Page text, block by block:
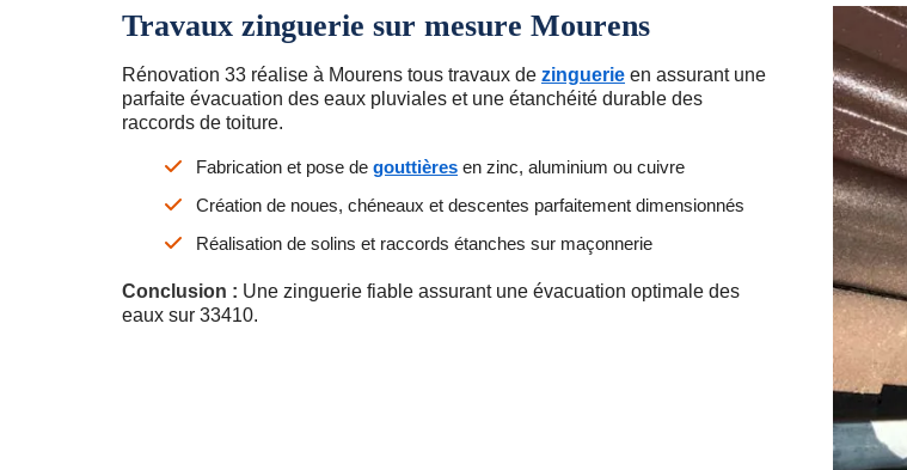
Travaux zinguerie sur mesure Mourens
Rénovation 33 réalise à Mourens tous travaux de zinguerie en assurant une
parfaite évacuation des eaux pluviales et une étanchéité durable des
raccords de toiture.
Fabrication et pose de gouttières en zinc, aluminium ou cuivre
Création de noues, chéneaux et descentes parfaitement dimensionnés
Réalisation de solins et raccords étanches sur maçonnerie
Conclusion : Une zinguerie fiable assurant une évacuation optimale des
eaux sur 33410.